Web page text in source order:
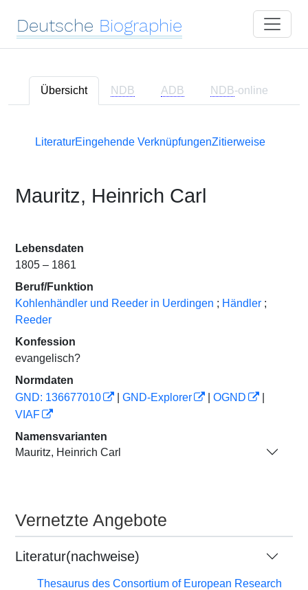
Deutsche Biographie
Übersicht NDB ADB NDB-online
LiteraturEingehende VerknüpfungenZitierweise
Mauritz, Heinrich Carl
Lebensdaten
1805 – 1861
Beruf/Funktion
Kohlenhändler und Reeder in Uerdingen ; Händler ;
Reeder
Konfession
evangelisch?
Normdaten
GND: 136677010
GND-Explorer OGND
VIAF
Namensvarianten
Mauritz, Heinrich Carl
Vernetzte Angebote
Literatur(nachweise)
Thesaurus des Consortium of European Research